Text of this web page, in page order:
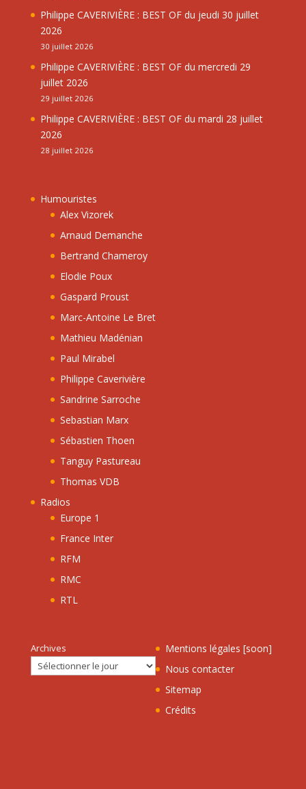
Philippe CAVERIVIÈRE : BEST OF du jeudi 30 juillet
2026
30 juillet 2026
Philippe CAVERIVIÈRE : BEST OF du mercredi 29
juillet 2026
29 juillet 2026
Philippe CAVERIVIÈRE : BEST OF du mardi 28 juillet
2026
28 juillet 2026
Humouristes
Alex Vizorek
Arnaud Demanche
Bertrand Chameroy
Elodie Poux
Gaspard Proust
Marc-Antoine Le Bret
Mathieu Madénian
Paul Mirabel
Philippe Caverivière
Sandrine Sarroche
Sebastian Marx
Sébastien Thoen
Tanguy Pastureau
Thomas VDB
Radios
Europe 1
France Inter
RFM
RMC
RTL
Archives
Mentions légales [soon]
Nous contacter
Sitemap
Crédits